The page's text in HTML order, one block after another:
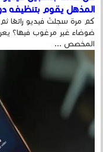
المذهل يقوم بتنظيفه
كم مرة سجلتَ فيديو رائعًا
ضوضاء غير مرغوب فيها؟
المخصص ...